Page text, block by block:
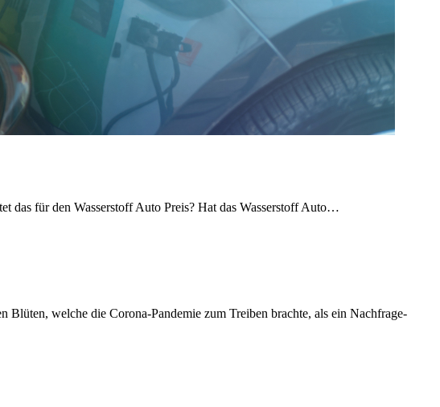
das für den Wasserstoff Auto Preis? Hat das Wasserstoff Auto…
Blüten, welche die Corona-Pandemie zum Treiben brachte, als ein Nachfrage-